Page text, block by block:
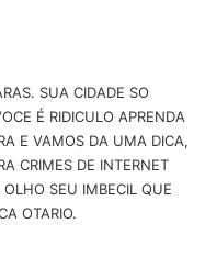
SUA CIDADE SO
É RIDICULO APRENDA
E VAMOS DA UMA DICA,
CRIMES DE INTERNET
SEU IMBECIL QUE
OTARIO.